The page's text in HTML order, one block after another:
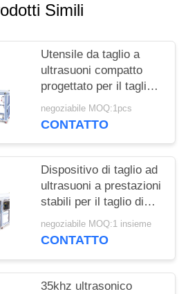
Simili
Utensile da taglio a
ultrasuoni compatto
progettato per il taglio
senza soluzione di
continuità di tessuti
gomma
negoziabile MOQ:1pcs
CONTATTO
Dispositivo di taglio ad
ultrasuoni a prestazioni
stabili per il taglio di
torte con lama larga e
facile utilizzo per
negoziabile MOQ:1 insieme
CONTATTO
35khz ultrasonico